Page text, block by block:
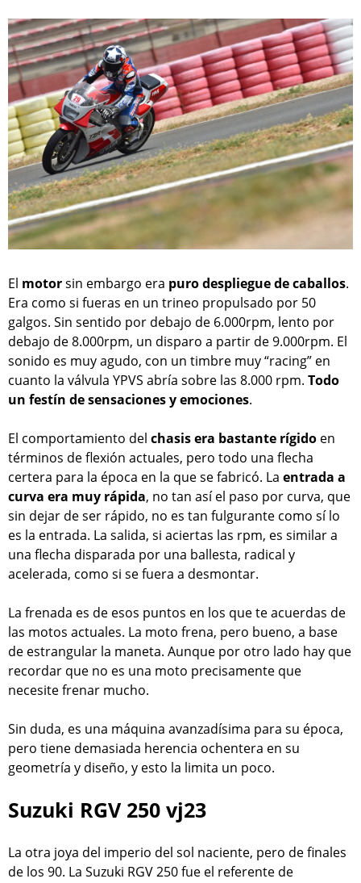
El motorsin embargo era puro despliegue de caballos.
Era como si fueras en un trineo propulsado por 50
galgos. Sin sentido por debajo de 6.000rpm, lento por
debajo de 8.000rpm, un disparo a partir de 9.000rpm. El
sonido es muy agudo, con un timbre muy “racing” en
cuanto la válvula YPVS abría sobre las 8.000 rpm. Todo
un festín de sensaciones y emociones.
El comportamiento del chasis era bastante rígido en
términos de flexión actuales, pero todo una flecha
certera para la época en la que se fabricó. La entrada a
curva era muy rápida, no tan así el paso por curva, que
sin dejar de ser rápido, no es tan fulgurante como sí lo
es la entrada. La salida, si aciertas las rpm, es similar a
una flecha disparada por una ballesta, radical y
acelerada, como si se fuera a desmontar.
La frenada es de esos puntos en los que te acuerdas de
las motos actuales. La moto frena, pero bueno, a base
de estrangular la maneta. Aunque por otro lado hay que
recordar que no es una moto precisamente que
necesite frenar mucho.
Sin duda, es una máquina avanzadísima para su época,
pero tiene demasiada herencia ochentera en su
geometría y diseño, y esto la limita un poco.
Suzuki RGV 250 vj23
La otra joya del imperio del sol naciente, pero de finales
de los 90. La Suzuki RGV 250 fue el referente de